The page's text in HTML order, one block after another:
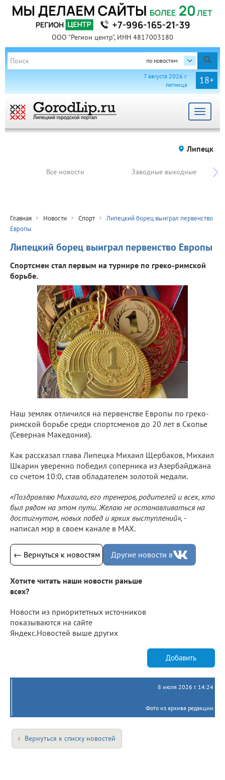
ООО "Регион центр", ИНН 4817003180
по новостям
18+
7 августа 2026 г.
пятница
Toggle
Липецк
Все новости Заводные выходные
Главная Новости Спорт
Липецкий борец выиграл первенство
Европы
Липецкий борец выиграл первенство Европы
Спортсмен стал первым на турнире по греко-римской
борьбе.
Наш земляк отличился на первенстве Европы по греко-
римской борьбе среди спортсменов до 20 лет в Скопье
(Северная Македония).
Как рассказал глава Липецка Михаил Щербаков, Михаил
Шкарин уверенно победил соперника из Азербайджана
со счетом 10:0, став обладателем золотой медали.
«Поздравляю Михаила, его тренеров, родителей и всех, кто
был рядом на этом пути. Желаю не останавливаться на
достигнутом, новых побед и ярких выступлений», -
написал мэр в своем канале в МАХ.
← Вернуться к новостям Другие новости в
Хотите читать наши новости раньше
всех?
Новости из приоритетных источников
показываются на сайте
Яндекс.Новостей выше других
Добавить
8 июля 2026 г. 14:24
Фото из архива редакции
Вернуться к списку новостей